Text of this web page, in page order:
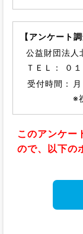
【アンケート
公益財団法
ＴＥＬ： ０
受付時間：
※
このアンケー
ので、以下の